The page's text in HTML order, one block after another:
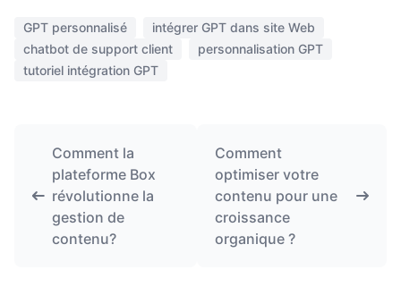
GPT personnalisé
intégrer GPT dans site Web
chatbot de support client
personnalisation GPT
tutoriel intégration GPT
Comment la
plateforme Box
révolutionne la
gestion de
contenu?
Comment
optimiser votre
contenu pour une
croissance
organique ?